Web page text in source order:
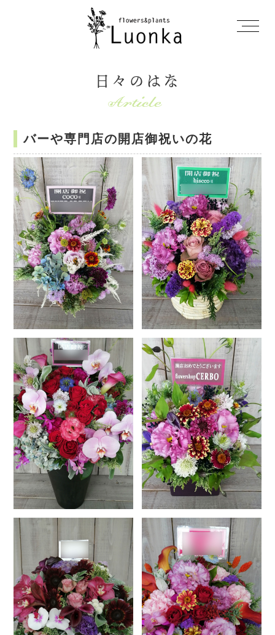
日々のはな
バーや専門店の開店御祝いの花